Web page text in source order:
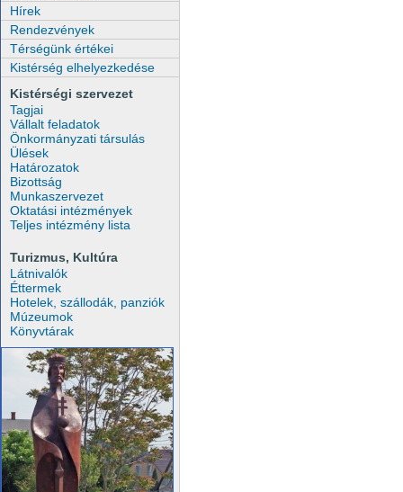
Hírek
Rendezvények
Térségünk értékei
Kistérség elhelyezkedése
Kistérségi szervezet
Tagjai
Vállalt feladatok
Önkormányzati társulás
Ülések
Határozatok
Bizottság
Munkaszervezet
Oktatási intézmények
Teljes intézmény lista
Turizmus, Kultúra
Látnivalók
Éttermek
Hotelek, szállodák, panziók
Múzeumok
Könyvtárak